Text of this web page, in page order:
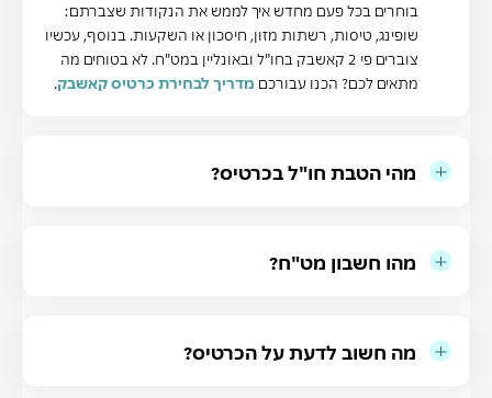
בוחרים בכל פעם מחדש איך לממש את הנקודות שצברתם:
שופינג, טיסות, רשתות מזון, חיסכון או השקעות. בנוסף, עכשיו
צוברים פי 2 קאשבק בחו"ל ובאונליין במט"ח. לא בטוחים מה
מתאים לכם? הכנו עבורכם מדריך לבחירת כרטיס קאשבק.
מהי הטבת חו"ל בכרטיס?
מהו חשבון מט"ח?
מה חשוב לדעת על הכרטיס?